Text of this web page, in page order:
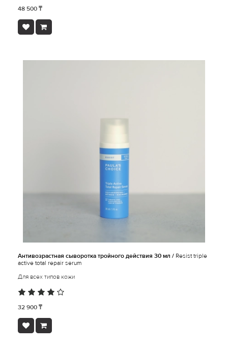
48 500 ₸
Антивозрастная сыворотка тройного действия 30 мл / Resist triple
active total repair serum
Для всех типов кожи
32 900 ₸